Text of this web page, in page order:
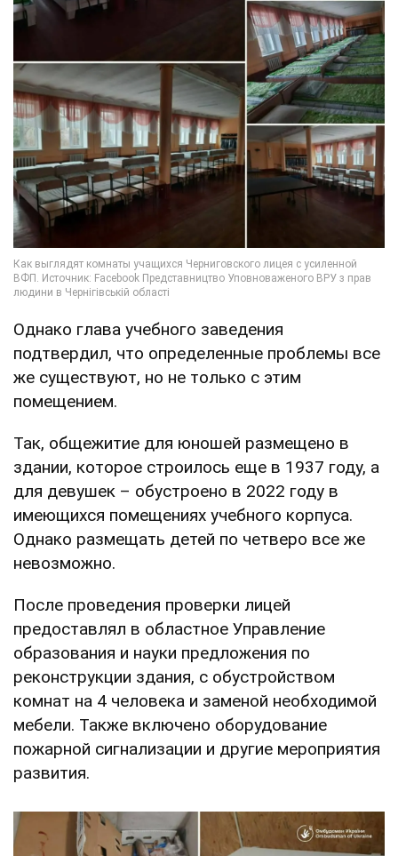
Однако глава учебного заведения
подтвердил, что определенные проблемы все
же существуют, но не только с этим
помещением.
Так, общежитие для юношей размещено в
здании, которое строилось еще в 1937 году, а
для девушек – обустроено в 2022 году в
имеющихся помещениях учебного корпуса.
Однако размещать детей по четверо все же
невозможно.
После проведения проверки лицей
предоставлял в областное Управление
образования и науки предложения по
реконструкции здания, с обустройством
комнат на 4 человека и заменой необходимой
мебели. Также включено оборудование
пожарной сигнализации и другие мероприятия
развития.